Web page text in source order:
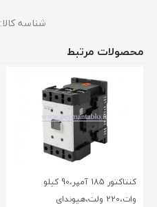
شناسه کالا:
محصولات مرتبط
کنتاکتور 185 آمپر،90 کیلو
وات،220 ولت،هیوندای